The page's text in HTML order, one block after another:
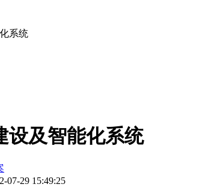
系统
设及智能化系统
07-29 15:49:25